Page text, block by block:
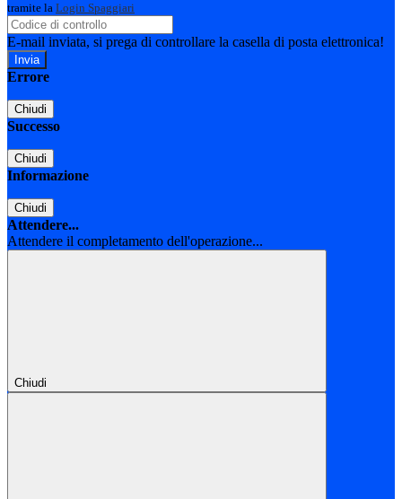
tramite la Login Spaggiari
E-mail inviata, si prega di controllare la casella di posta elettronica!
Errore
Chiudi
Successo
Chiudi
Informazione
Chiudi
Attendere...
Attendere il completamento dell'operazione...
Chiudi